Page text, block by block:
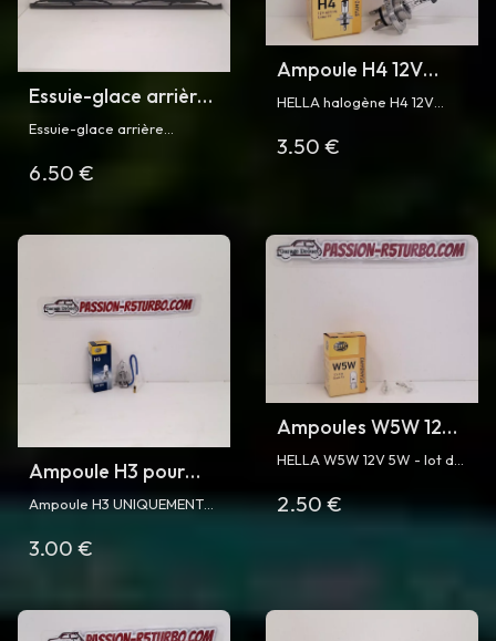
Essuie-glace arrière
pour Super 5 GT
Essuie-glace arrière
Turbo phase 1 et 2
6.50 €
Ampoule H4 12V
60/55W
HELLA halogène H4 12V
3.50 €
Ampoule H3 pour
antibrouillard Super
Ampoule H3 UNIQUEMENT
phase 2
3.00 €
Ampoules W5W 12V
5W
HELLA W5W 12V 5W - lot de
2.50 €